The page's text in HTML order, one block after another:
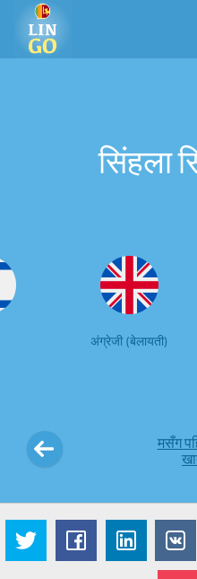
सिंहला
अंग्रेजी (बेलायती)
मसँग